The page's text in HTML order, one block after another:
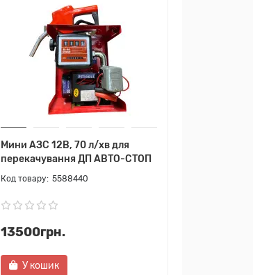
Мини АЗС 12В, 70 л/хв для
перекачування ДП АВТО-СТОП
5588440
13500грн.
У кошик